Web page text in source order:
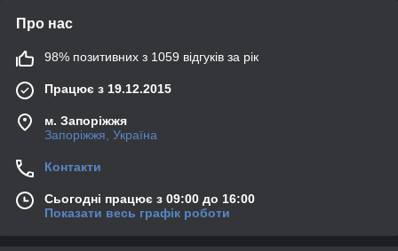
Про нас
98% позитивних з 1059 відгуків за рік
Працює з 19.12.2015
м. Запоріжжя
Запоріжжя, Україна
Контакти
Сьогодні працює з 09:00 до 16:00
Показати весь графік роботи